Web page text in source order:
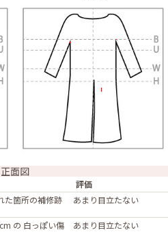
正面図
評価
た箇所の補修跡
あまり目立たない
の 白っぽい傷
あまり目立たない